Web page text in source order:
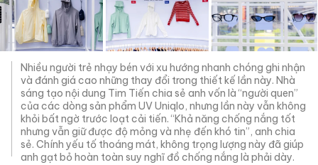
Nhiều người trẻ nhạy bén với xu hướng nhanh chóng ghi nhận
và đánh giá cao những thay đổi trong thiết kế lần này. Nhà
sáng tạo nội dung Tim Tiến chia sẻ anh vốn là “người quen”
của các dòng sản phẩm UV Uniqlo, nhưng lần này vẫn không
khỏi bất ngờ trước loạt cải tiến. “Khả năng chống nắng tốt
nhưng vẫn giữ được độ mỏng và nhẹ đến khó tin”, anh chia
sẻ. Chính yếu tố thoáng mát, không trọng lượng này đã giúp
anh gạt bỏ hoàn toàn suy nghĩ đồ chống nắng là phải dày.